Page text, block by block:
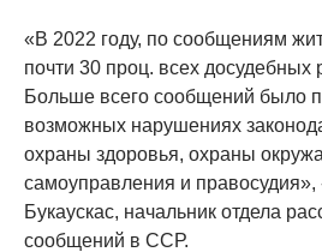
«В 2022 году, по сообщениям
почти 30 проц. всех
Больше всего сообщений было
возможных нарушениях
охраны здоровья, охраны
самоуправления и правосудия»,
Букаускас, начальник отдела
сообщений в ССР.